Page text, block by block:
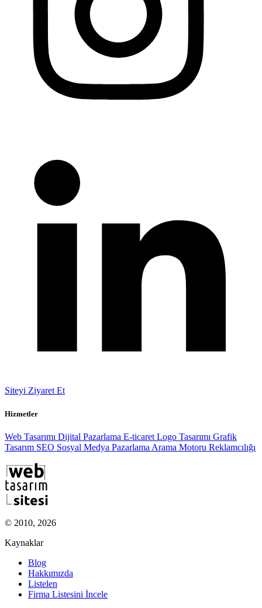
Siteyi Ziyaret Et
Hizmetler
Web Tasarımı Dijital Pazarlama E-ticaret Logo Tasarımı Grafik
Tasarım SEO Sosyal Medya Pazarlama Arama Motoru Reklamcılığı
© 2010, 2026
Kaynaklar
Blog
Hakkımızda
Listelen
Firma Listesini İncele